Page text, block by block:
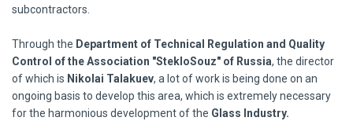
subcontractors.
Through the Department of Technical Regulation and Quality
Control of the Association "StekloSouz" of Russia, the director
of which is Nikolai Talakuev, a lot of work is being done on an
ongoing basis to develop this area, which is extremely necessary
for the harmonious development of the Glass Industry.